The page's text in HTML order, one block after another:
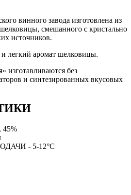
винного завода изготовлена ​​из
смешанного с кристально
источников.
легкий аромат шелковицы.
изготавливаются без
и синтезированных вкусовых
- 5-12°C